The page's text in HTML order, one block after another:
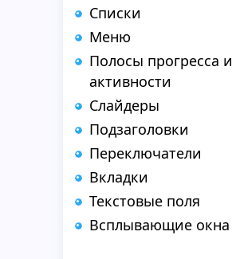
Списки
Меню
Полосы прогресса и
активности
Слайдеры
Подзаголовки
Переключатели
Вкладки
Текстовые поля
Всплывающие окна